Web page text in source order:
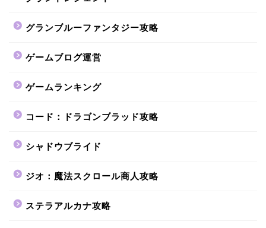
グランブルーファンタジー攻略
ゲームブログ運営
ゲームランキング
コード：ドラゴンブラッド攻略
シャドウブライド
ジオ：魔法スクロール商人攻略
ステラアルカナ攻略